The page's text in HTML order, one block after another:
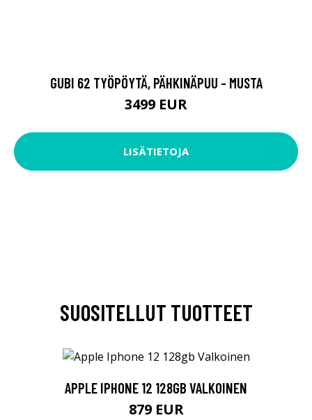
GUBI 62 TYÖPÖYTÄ, PÄHKINÄPUU - MUSTA
3499 EUR
LISÄTIETOJA
SUOSITELLUT TUOTTEET
APPLE IPHONE 12 128GB VALKOINEN
879 EUR